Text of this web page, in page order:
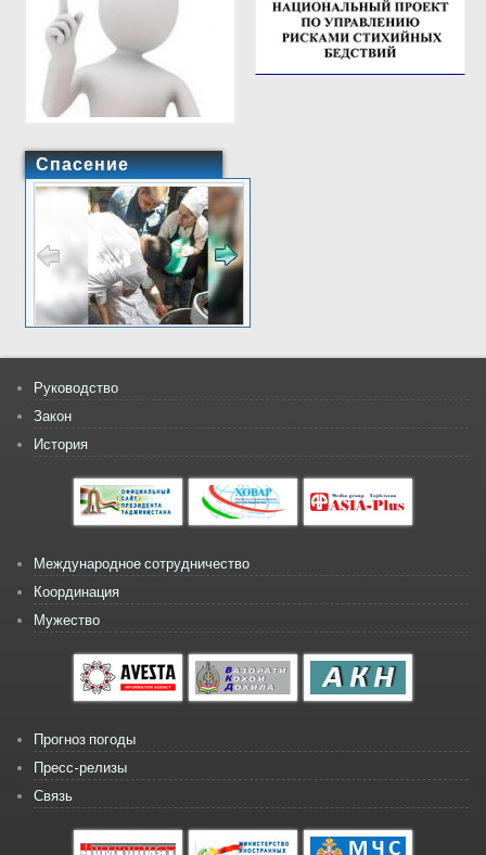
Спасение
Руководство
Закон
История
Международное сотрудничество
Координация
Мужество
Прогноз погоды
Пресс-релизы
Связь